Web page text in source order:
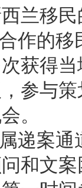
兰移
作的
获得
参与
。
递案
和文